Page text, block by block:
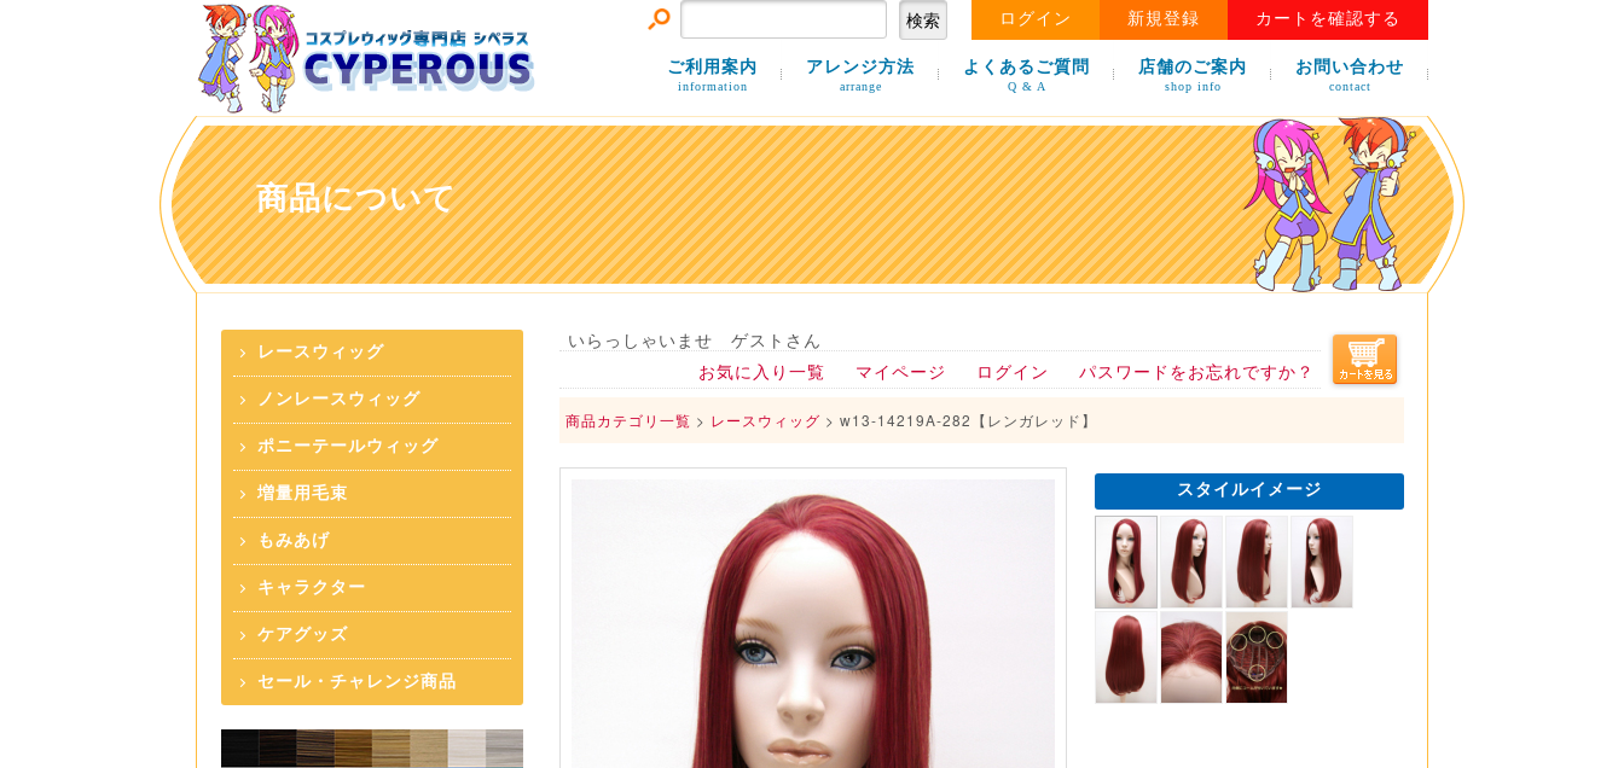
ログイン 新規登録 カートを確認する
ご利用案内
information
アレンジ方法
arrange
よくあるご質問
Q & A
店舗のご案内
shop info
お問い合わせ
contact
商品について
レースウィッグ
ノンレースウィッグ
ポニーテールウィッグ
増量用毛束
もみあげ
キャラクター
ケアグッズ
セール・チャレンジ商品
いらっしゃいませ ゲストさん
お気に入り一覧
マイページ ログイン パスワードをお忘れですか？
商品カテゴリ一覧 > レースウィッグ > w13-14219A-282【レンガレッド】
スタイルイメージ